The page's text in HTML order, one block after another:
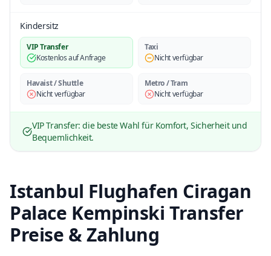
Kindersitz
VIP Transfer
Kostenlos auf Anfrage
Taxi
Nicht verfügbar
Havaist / Shuttle
Nicht verfügbar
Metro / Tram
Nicht verfügbar
VIP Transfer: die beste Wahl für Komfort, Sicherheit und
Bequemlichkeit.
Istanbul Flughafen Ciragan
Palace Kempinski Transfer
Preise & Zahlung